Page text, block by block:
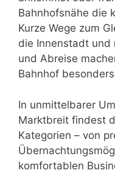
Bahnhofsnähe die
Kurze Wege zum
die Innenstadt und
und Abreise
Bahnhof
In unmittelbarer
Marktbreit findest
Kategorien – von
komfortablen